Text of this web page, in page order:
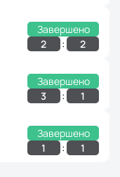
Завершено
2 : 2
Завершено
3 : 1
Завершено
1 : 1